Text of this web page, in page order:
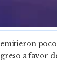
a favor